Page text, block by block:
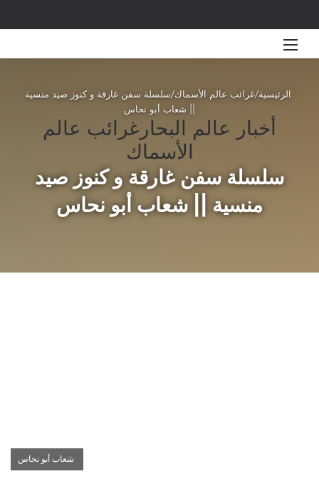
الرئيسية/غرائب عالم الأسماك/سلسلة سفن غارقة و كنوز صيد منسية
|| شعاب أبو نحاس
أخبار عالم البحار غرائب عالم
الأسماك
سلسلة سفن غارقة و كنوز صيد
منسية || شعاب أبو نحاس
شعاب أبو نحاس